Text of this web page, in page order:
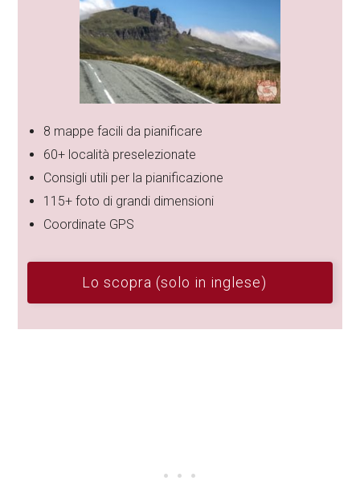
8 mappe facili da pianificare
60+ località preselezionate
Consigli utili per la pianificazione
115+ foto di grandi dimensioni
Coordinate GPS
Lo scopra (solo in inglese)